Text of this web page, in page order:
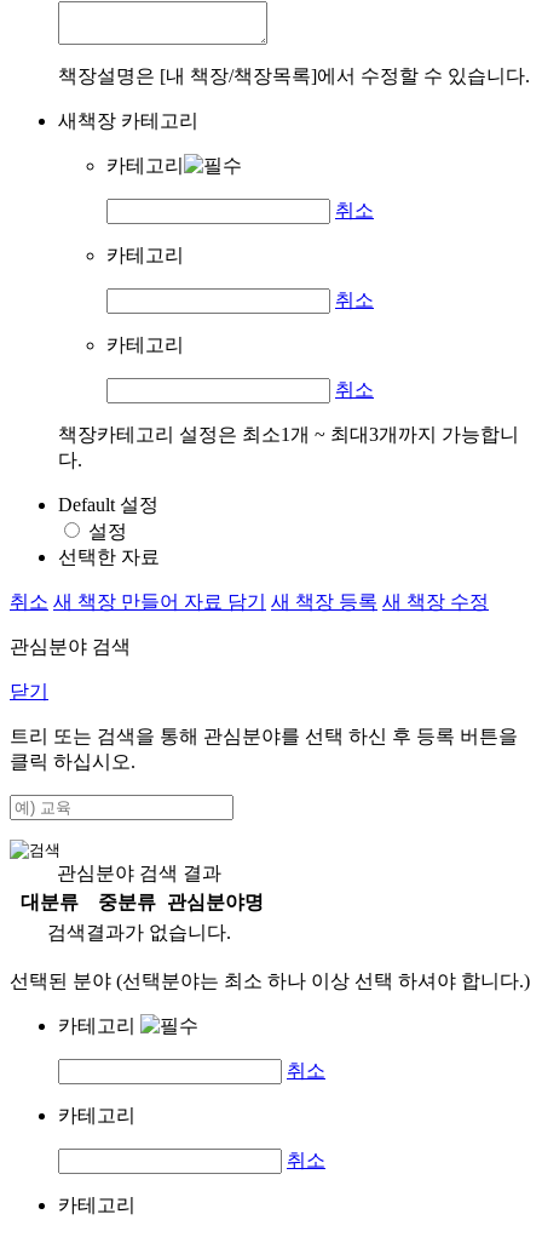
책장설명은 [내 책장/책장목록]에서 수정할 수 있습니다.
새책장 카테고리
카테고리
취소
카테고리
취소
카테고리
취소
책장카테고리 설정은 최소1개 ~ 최대3개까지 가능합니
다.
Default 설정
설정
선택한 자료
취소 새 책장 만들어 자료 담기 새 책장 등록 새 책장 수정
관심분야 검색
닫기
트리 또는 검색을 통해 관심분야를 선택 하신 후 등록 버튼을
클릭 하십시오.
관심분야 검색 결과
대분류
중분류
관심분야명
검색결과가 없습니다.
선택된 분야 (선택분야는 최소 하나 이상 선택 하셔야 합니다.)
카테고리
취소
카테고리
취소
카테고리